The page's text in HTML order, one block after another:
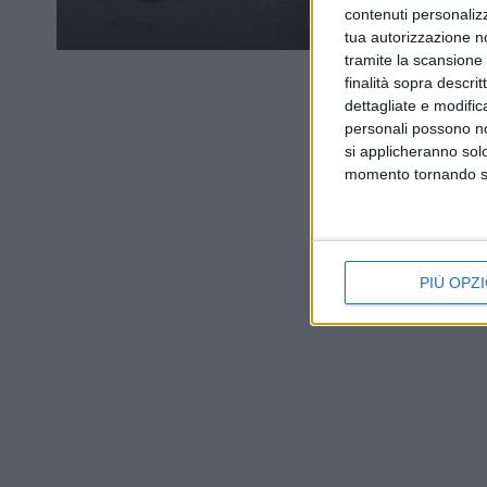
contenuti
tua autorizzazione
tramite la
finalità sopra
dettagliate e
personali possono
si applicheranno
momento tornando
PIÙ